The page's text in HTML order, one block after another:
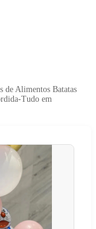
de Alimentos Batatas
Tudo em